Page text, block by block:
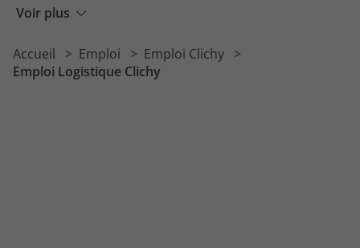
Voir plus
Emploi BTP Clichy
Emploi Production Clichy
Accueil Emploi
Emploi Clichy
Emploi Logistique Clichy